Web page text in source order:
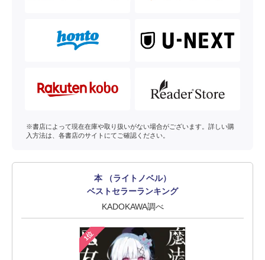
※書店によって現在在庫や取り扱いがない場合がございます。詳しい購
入方法は、各書店のサイトにてご確認ください。
本 （ライトノベル）
ベストセラーランキング
KADOKAWA調べ
1位